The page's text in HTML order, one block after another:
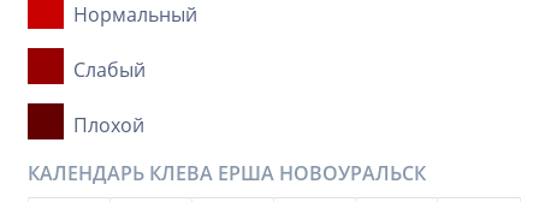
Нормальный
Слабый
Плохой
КАЛЕНДАРЬ КЛЕВА ЕРША НОВОУРАЛЬСК